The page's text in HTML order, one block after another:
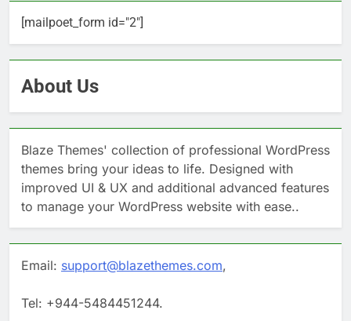
[mailpoet_form id="2"]
About Us
Blaze Themes' collection of professional WordPress
themes bring your ideas to life. Designed with
improved UI & UX and additional advanced features
to manage your WordPress website with ease..
Email: support@blazethemes.com,
Tel: +944-5484451244.